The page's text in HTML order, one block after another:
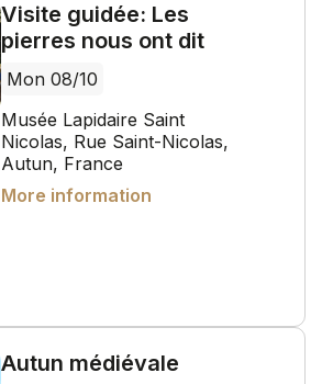
Visite guidée: Les
pierres nous ont dit
Mon 08/10
Musée Lapidaire Saint
Nicolas, Rue Saint-Nicolas,
Autun, France
More information
Autun médiévale